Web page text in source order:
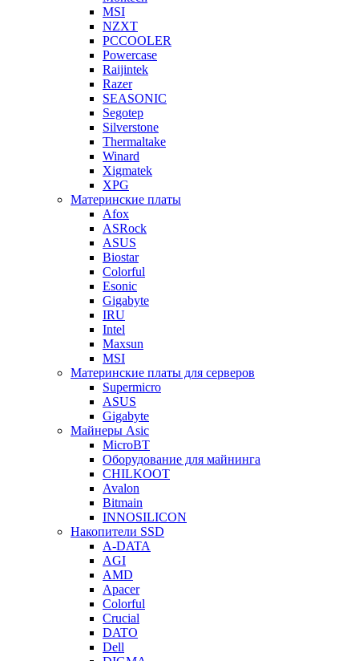
MSI
NZXT
PCCOOLER
Powercase
Raijintek
Razer
SEASONIC
Segotep
Silverstone
Thermaltake
Winard
Xigmatek
XPG
Материнские платы
Afox
ASRock
ASUS
Biostar
Colorful
Esonic
Gigabyte
IRU
Intel
Maxsun
MSI
Материнские платы для серверов
Supermicro
ASUS
Gigabyte
Майнеры Asic
MicroBT
Оборудование для майнинга
CHILKOOT
Avalon
Bitmain
INNOSILICON
Накопители SSD
A-DATA
AGI
AMD
Apacer
Colorful
Crucial
DATO
Dell